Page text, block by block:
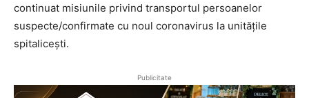
continuat misiunile privind transportul persoanelor
suspecte/confirmate cu noul coronavirus la unitățile
spitalicești.
Publicitate